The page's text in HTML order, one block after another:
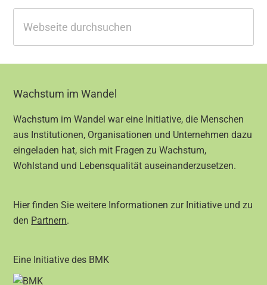
durchsuchen
Footer
Wachstum im Wandel
Wachstum im Wandel war eine Initiative, die Menschen
aus Institutionen, Organisationen und Unternehmen dazu
eingeladen hat, sich mit Fragen zu Wachstum,
Wohlstand und Lebensqualität auseinanderzusetzen.
Hier finden Sie weitere Informationen zur Initiative und zu
den Partnern.
Eine Initiative des BMK